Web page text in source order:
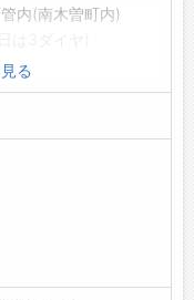
内(南木曽町内)
で130時間程度です
理業務(適性等を考
る